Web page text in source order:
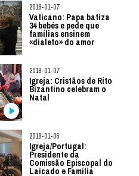
2018-01-07
Vaticano: Papa batiza
34 bebés e pede que
famílias ensinem
«dialeto» do amor
2018-01-07
Igreja: Cristãos de Rito
Bizantino celebram o
Natal
2018-01-06
Igreja/Portugal:
Presidente da
Comissão Episcopal do
Laicado e Família